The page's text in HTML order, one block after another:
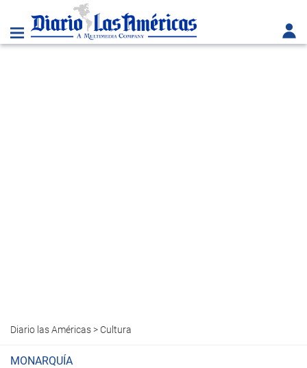
Diario las Américas> Cultura
MONARQUÍA